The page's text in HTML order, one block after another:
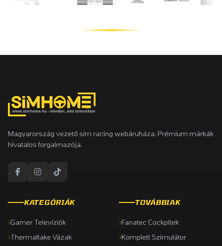
Magyarország vezető sim racing webáruháza. Prémium márkák
hivatalos forgalmazója.
KATEGÓRIÁK
Gamer Televíziók
Thermaltake Vázak
TOVÁBBIAK
Fanatec Cockpitek
Komplett Szimulátor